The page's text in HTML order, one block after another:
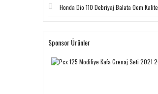
Honda Dio 110 Debriyaj Balata Oem Kalite
Sponsor Ürünler